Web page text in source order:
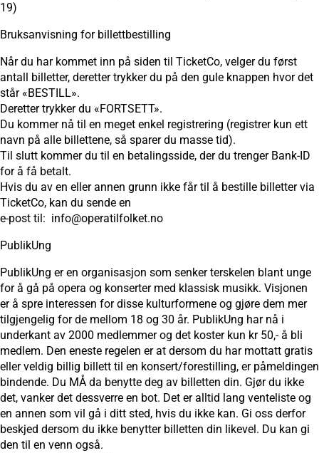
19)
Bruksanvisning for billettbestilling
Når du har kommet inn på siden til TicketCo, velger du først
antall billetter, deretter trykker du på den gule knappen hvor det
står «BESTILL».
Deretter trykker du «FORTSETT».
Du kommer nå til en meget enkel registrering (registrer kun ett
navn på alle billettene, så sparer du masse tid).
Til slutt kommer du til en betalingsside, der du trenger Bank-ID
for å få betalt.
Hvis du av en eller annen grunn ikke får til å bestille billetter via
TicketCo, kan du sende en
e-post til: info@operatilfolket.no
PublikUng
PublikUng er en organisasjon som senker terskelen blant unge
for å gå på opera og konserter med klassisk musikk. Visjonen
er å spre interessen for disse kulturformene og gjøre dem mer
tilgjengelig for de mellom 18 og 30 år. PublikUng har nå i
underkant av 2000 medlemmer og det koster kun kr 50,- å bli
medlem. Den eneste regelen er at dersom du har mottatt gratis
eller veldig billig billett til en konsert/forestilling, er påmeldingen
bindende. Du MÅ da benytte deg av billetten din. Gjør du ikke
det, vanker det dessverre en bot. Det er alltid lang venteliste og
en annen som vil gå i ditt sted, hvis du ikke kan. Gi oss derfor
beskjed dersom du ikke benytter billetten din likevel. Du kan gi
den til en venn også.